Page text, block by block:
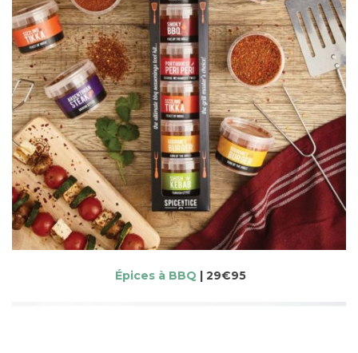
Épices à BBQ | 29€95